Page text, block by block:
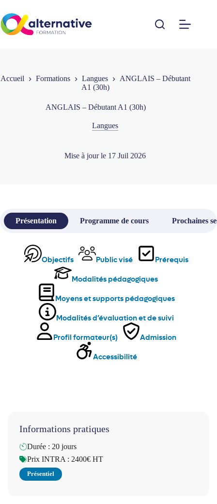
contenu
Accueil Formations Langues
ANGLAIS – Débutant
A1 (30h)
ANGLAIS – Débutant A1 (30h)
Langues
Mise à jour le 17 Juil 2026
Présentation Programme de cours Prochaines
Objectifs Public visé Prérequis
Modalités pédagogiques
Moyens et supports pédagogiques
Modalités d’évaluation et de suivi
Profil formateur(s) Admission
Accessibilité
Informations pratiques
Durée : 20 jours
Prix INTRA : 2400€ HT
Présentiel